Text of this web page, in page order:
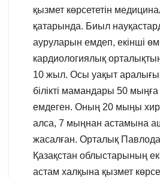
қызмет көрсететін
қатарында. Биыл
ауруларын емдеп, екінші
кардиологиялық
10 жыл. Осы уақыт
білікті мамандары 50
емдеген. Оның 20 мыңы
алса, 7 мыңнан астамына
жасалған. Орталық
Қазақстан облыстарының
астам халқына қызмет